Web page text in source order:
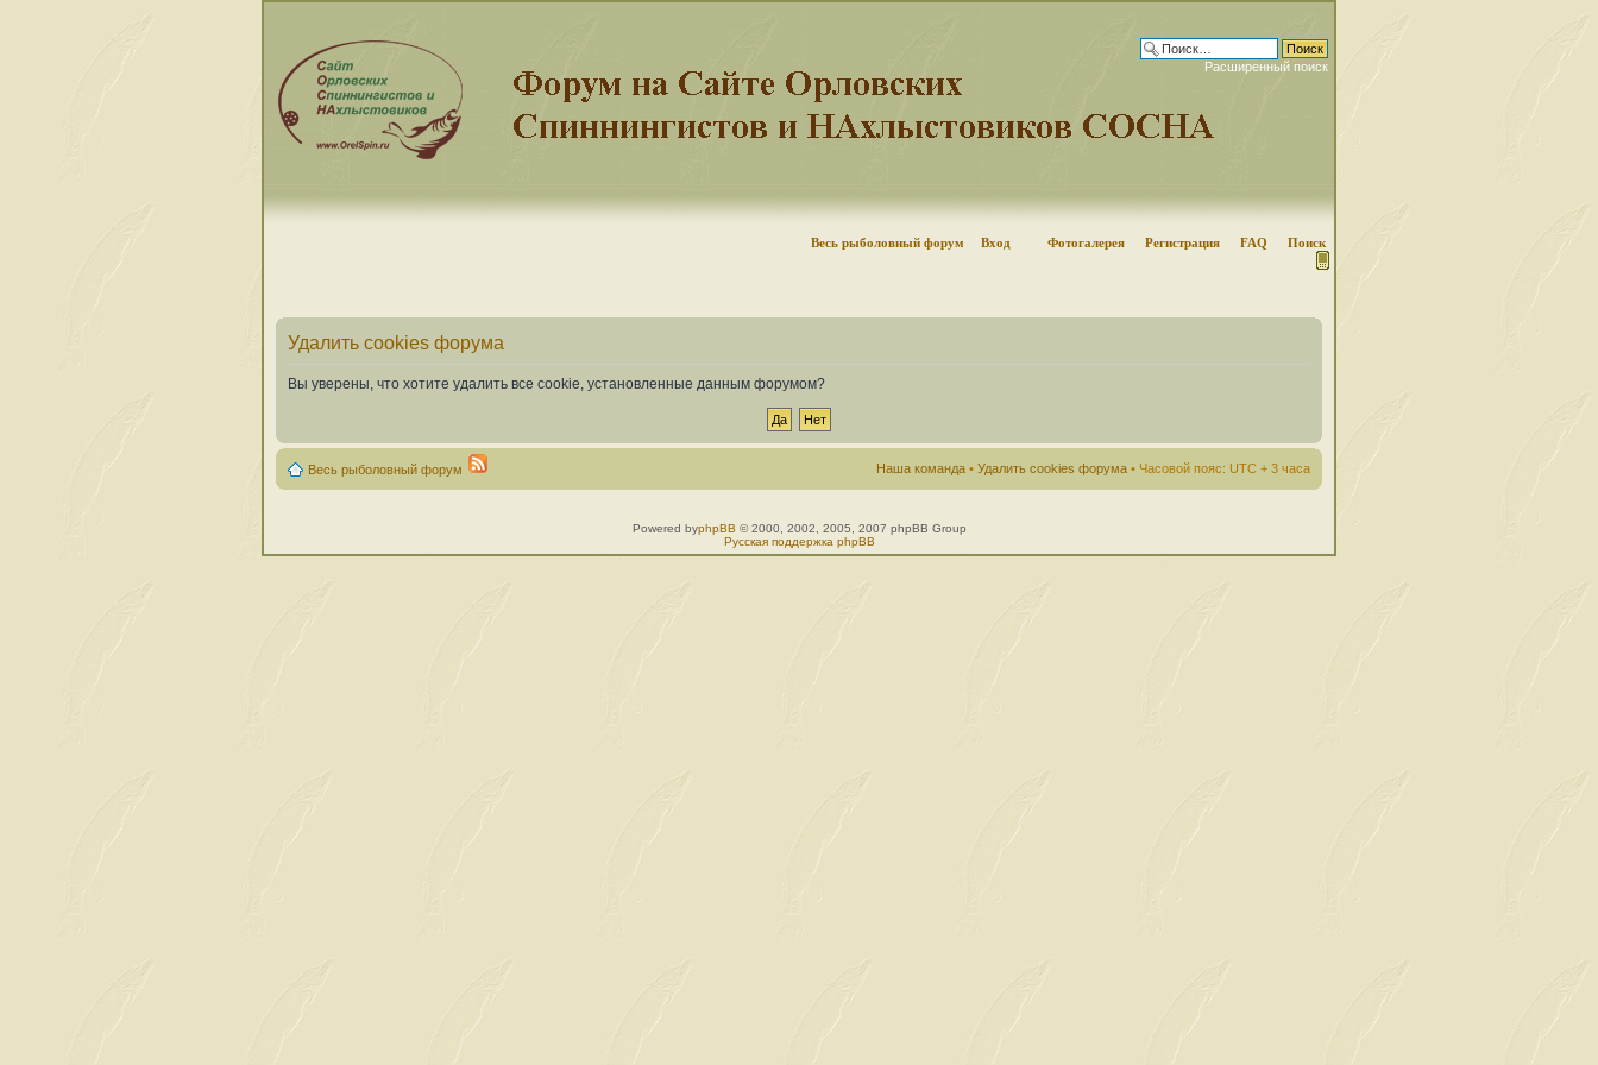
Расширенный поиск
Весь рыболовный форум Вход Фотогалерея Регистрация FAQ Поиск
Удалить cookies форума
Вы уверены, что хотите удалить все cookie, установленные данным форумом?
Весь рыболовный форум Наша команда • Удалить cookies форума • Часовой пояс: UTC + 3 часа
Powered byphpBB © 2000, 2002, 2005, 2007 phpBB Group
Русская поддержка phpBB